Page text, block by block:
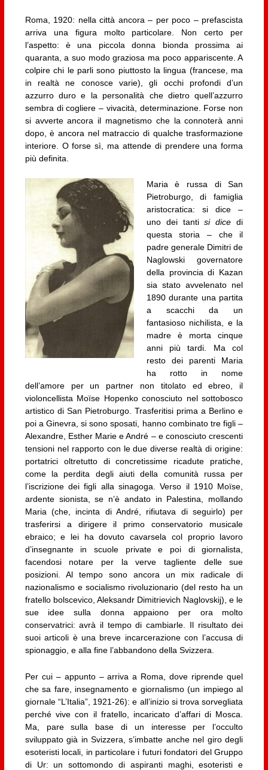
Roma, 1920: nella città ancora – per poco – prefascista
arriva una figura molto particolare. Non certo per
l’aspetto: è una piccola donna bionda prossima ai
quaranta, a suo modo graziosa ma poco appariscente. A
colpire chi le parli sono piuttosto la lingua (francese, ma
in realtà ne conosce varie), gli occhi profondi d’un
azzurro duro e la personalità che dietro quell’azzurro
sembra di cogliere – vivacità, determinazione. Forse non
si avverte ancora il magnetismo che la connoterà anni
dopo, è ancora nel matraccio di qualche trasformazione
interiore. O forse sì, ma attende di prendere una forma
più definita.
Maria è russa di San
Pietroburgo, di famiglia
aristocratica: si dice –
uno dei tantisi dice di
questa storia – che il
padre generale Dimitri de
Naglowski governatore
della provincia di Kazan
sia stato avvelenato nel
1890 durante una partita
a scacchi da un
fantasioso nichilista, e la
madre è morta cinque
anni più tardi. Ma col
resto dei parenti Maria
ha rotto in nome
dell’amore per un partner non titolato ed ebreo, il
violoncellista Moïse Hopenko conosciuto nel sottobosco
artistico di San Pietroburgo. Trasferitisi prima a Berlino e
poi a Ginevra, si sono sposati, hanno combinato tre figli –
Alexandre, Esther Marie e André – e conosciuto crescenti
tensioni nel rapporto con le due diverse realtà di origine:
portatrici oltretutto di concretissime ricadute pratiche,
come la perdita degli aiuti della comunità russa per
l’iscrizione dei figli alla sinagoga. Verso il 1910 Moïse,
ardente sionista, se n’è andato in Palestina, mollando
Maria (che, incinta di André, rifiutava di seguirlo) per
trasferirsi a dirigere il primo conservatorio musicale
ebraico; e lei ha dovuto cavarsela col proprio lavoro
d’insegnante in scuole private e poi di giornalista,
facendosi notare per la verve tagliente delle sue
posizioni. Al tempo sono ancora un mix radicale di
nazionalismo e socialismo rivoluzionario (del resto ha un
fratello bolscevico, Aleksandr Dimitrievich Naglovskij), e le
sue idee sulla donna appaiono per ora molto
conservatrici: avrà il tempo di cambiarle. Il risultato dei
suoi articoli è una breve incarcerazione con l’accusa di
spionaggio, e alla fine l’abbandono della Svizzera.
Per cui – appunto – arriva a Roma, dove riprende quel
che sa fare, insegnamento e giornalismo (un impiego al
giornale “L’Italia”, 1921-26): e all’inizio si trova sorvegliata
perché vive con il fratello, incaricato d’affari di Mosca.
Ma, pare sulla base di un interesse per l’occulto
sviluppato già in Svizzera, s’imbatte anche nel giro degli
esoteristi locali, in particolare i futuri fondatori del Gruppo
di Ur: un sottomondo di aspiranti maghi, esoteristi e